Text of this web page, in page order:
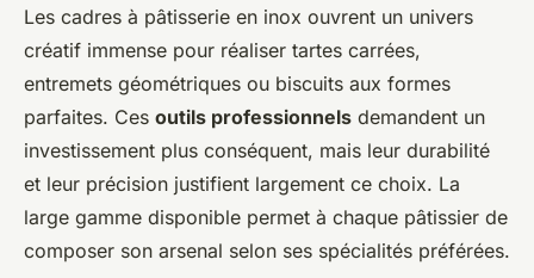
Les cadres à pâtisserie en inox ouvrent un univers
créatif immense pour réaliser tartes carrées,
entremets géométriques ou biscuits aux formes
parfaites. Ces outils professionnels demandent un
investissement plus conséquent, mais leur durabilité
et leur précision justifient largement ce choix. La
large gamme disponible permet à chaque pâtissier de
composer son arsenal selon ses spécialités préférées.